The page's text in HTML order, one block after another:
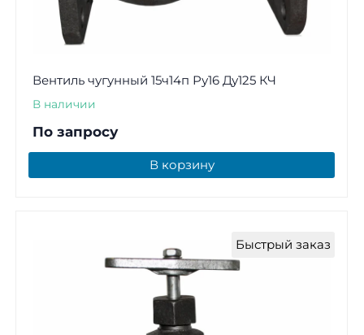
Вентиль чугунный 15ч14п Ру16 Ду125 КЧ
В наличии
По запросу
В корзину
Быстрый заказ